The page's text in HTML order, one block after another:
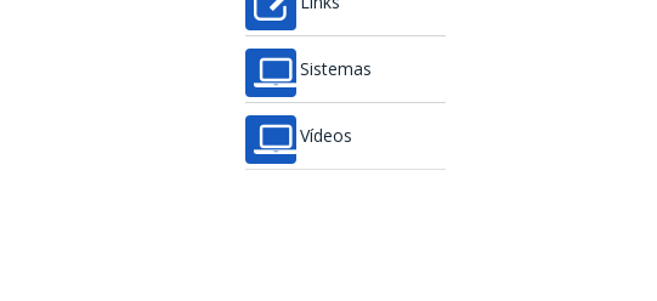
Sistemas
Vídeos